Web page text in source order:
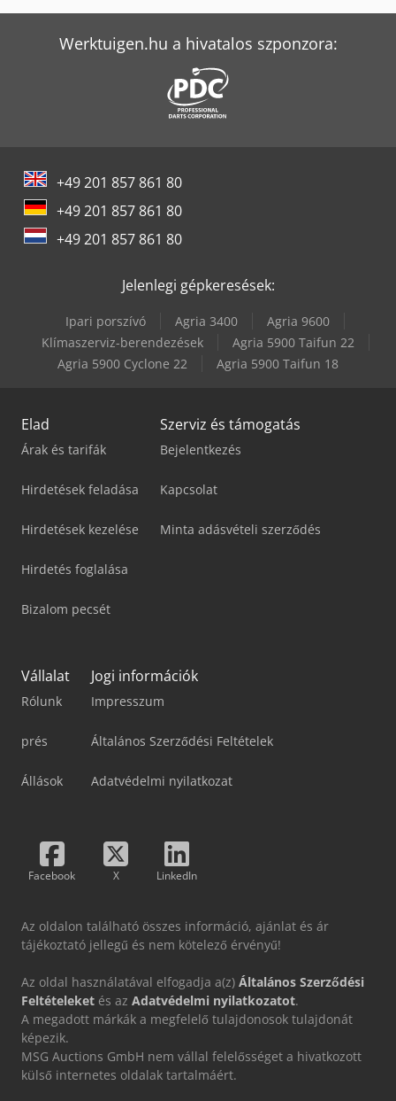
Jlg Ecolift
Jlg Ollós Emelő
Jlg Pecolift
Jlg Teleszkópos Rakodó
Jlg Toucan T12E
Jlg X20J Plus
Werktuigen.hu a hivatalos szponzora:
+49 201 857 861 80
+49 201 857 861 80
+49 201 857 861 80
Jelenlegi gépkeresések:
Ipari porszívó Agria 3400
Agria 9600
Klímaszerviz-berendezések
Agria 5900 Taifun 22
Agria 5900 Cyclone 22
Agria 5900 Taifun 18
Elad
Árak és tarifák
Hirdetések feladása
Hirdetések kezelése
Hirdetés foglalása
Bizalom pecsét
Szerviz és támogatás
Bejelentkezés
Kapcsolat
Minta adásvételi szerződés
Vállalat
Rólunk
prés
Állások
Jogi információk
Impresszum
Általános Szerződési Feltételek
Adatvédelmi nyilatkozat
Facebook X LinkedIn
Az oldalon található összes információ, ajánlat és ár
tájékoztató jellegű és nem kötelező érvényű!
Az oldal használatával elfogadja a(z) Általános Szerződési
Feltételeket és az Adatvédelmi nyilatkozatot.
A megadott márkák a megfelelő tulajdonosok tulajdonát
képezik.
MSG Auctions GmbH nem vállal felelősséget a hivatkozott
külső internetes oldalak tartalmáért.